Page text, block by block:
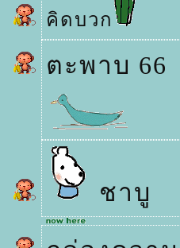
คิดบวก
ตะพาบ 66
ชาบู